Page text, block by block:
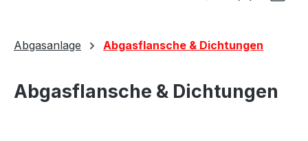
Abgasanlage Abgasflansche & Dichtungen
Abgasflansche & Dichtungen